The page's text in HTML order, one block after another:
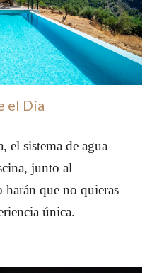
el Día
el sistema de agua
junto al
que no quieras
única.